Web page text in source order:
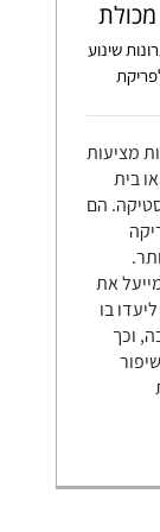
מכולת
שינוע
מציעות
בית
הם
את
בו
וכך